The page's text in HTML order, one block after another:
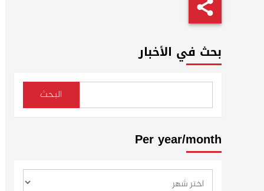
بحث في الأخبار
البحث
Per year/month